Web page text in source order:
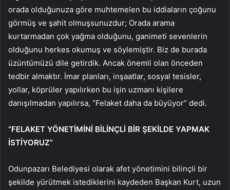
orada olduğunuza göre muhtemelen bu iddiaların çoğunu
görmüş ve şahit olmuşsunuzdur; Orada arama
kurtarmadan çok yağma olduğunu, ganimeti sevenlerin
olduğunu herkes okumuş ve söylemiştir. Biz de burada
üzüntümüzü dile getirdik. Ancak önemli olan önceden
tedbir almaktır. İmar planları, inşaatlar, sosyal tesisler,
yollar, köprüler yapılırken bu işin uzmanı kişilere
danışılmadan yapılırsa, “Felaket daha da büyüyor” dedi.
“FELAKET YÖNETİMİNİ BİLİNÇLİ BİR ŞEKİLDE YAPMAK
İSTİYORUZ”
Odunpazarı Belediyesi olarak afet yönetimini bilinçli bir
şekilde yürütmek istediklerini kaydeden Başkan Kurt, uzun